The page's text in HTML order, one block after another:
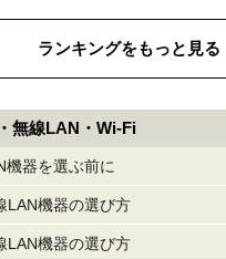
ランキングをもっと見る
無線LAN・Wi-Fi
機器を選ぶ前に
LAN機器の選び方
LAN機器の選び方